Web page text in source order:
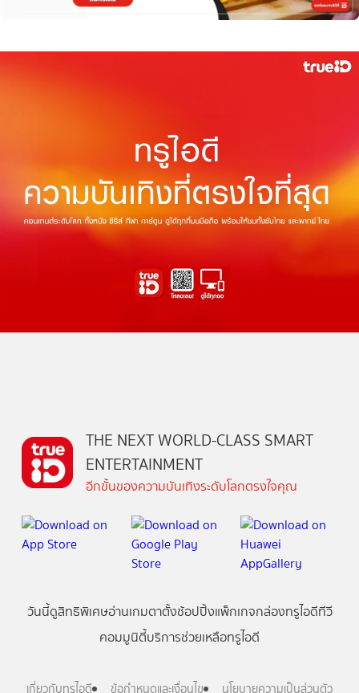
THE NEXT WORLD-CLASS SMART
ENTERTAINMENT
อีกขั้นของความบันเทิงระดับโลกตรงใจคุณ
วันนี้ดูสิทธิพิเศษอ่านเกมตาตั้งช้อปปิ้งแพ็กเกจกล่องทรูไอดีทีวี
คอมมูนิตี้บริการช่วยเหลือทรูไอดี
เกี่ยวกับทรูไอดี ข้อกำหนดและเงื่อนไข นโยบายความเป็นส่วนตัว